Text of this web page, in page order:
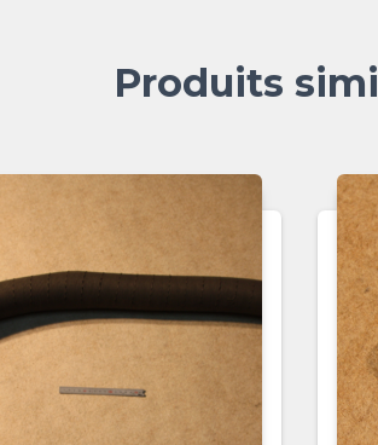
Produits